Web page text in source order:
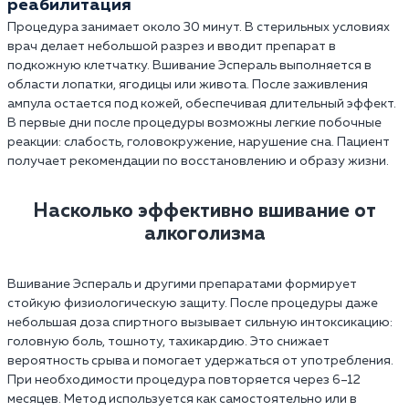
реабилитация
Процедура занимает около 30 минут. В стерильных условиях
врач делает небольшой разрез и вводит препарат в
подкожную клетчатку. Вшивание Эспераль выполняется в
области лопатки, ягодицы или живота. После заживления
ампула остается под кожей, обеспечивая длительный эффект.
В первые дни после процедуры возможны легкие побочные
реакции: слабость, головокружение, нарушение сна. Пациент
получает рекомендации по восстановлению и образу жизни.
Насколько эффективно вшивание от
алкоголизма
Вшивание Эспераль и другими препаратами формирует
стойкую физиологическую защиту. После процедуры даже
небольшая доза спиртного вызывает сильную интоксикацию:
головную боль, тошноту, тахикардию. Это снижает
вероятность срыва и помогает удержаться от употребления.
При необходимости процедура повторяется через 6–12
месяцев. Метод используется как самостоятельно или в